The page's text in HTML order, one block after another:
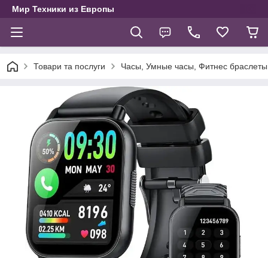
Мир Техники из Европы
Товари та послуги Часы, Умные часы, Фитнес